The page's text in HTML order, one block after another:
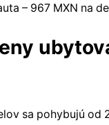
– 967 MXN na
sa pohybujú od